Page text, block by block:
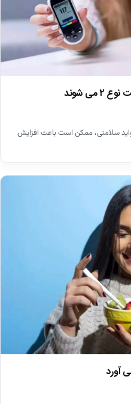
سلامتی، ممکن است باعث افزایش
آورد